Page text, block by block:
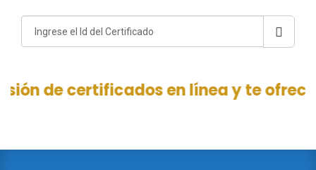
certificados en línea y te ofrece